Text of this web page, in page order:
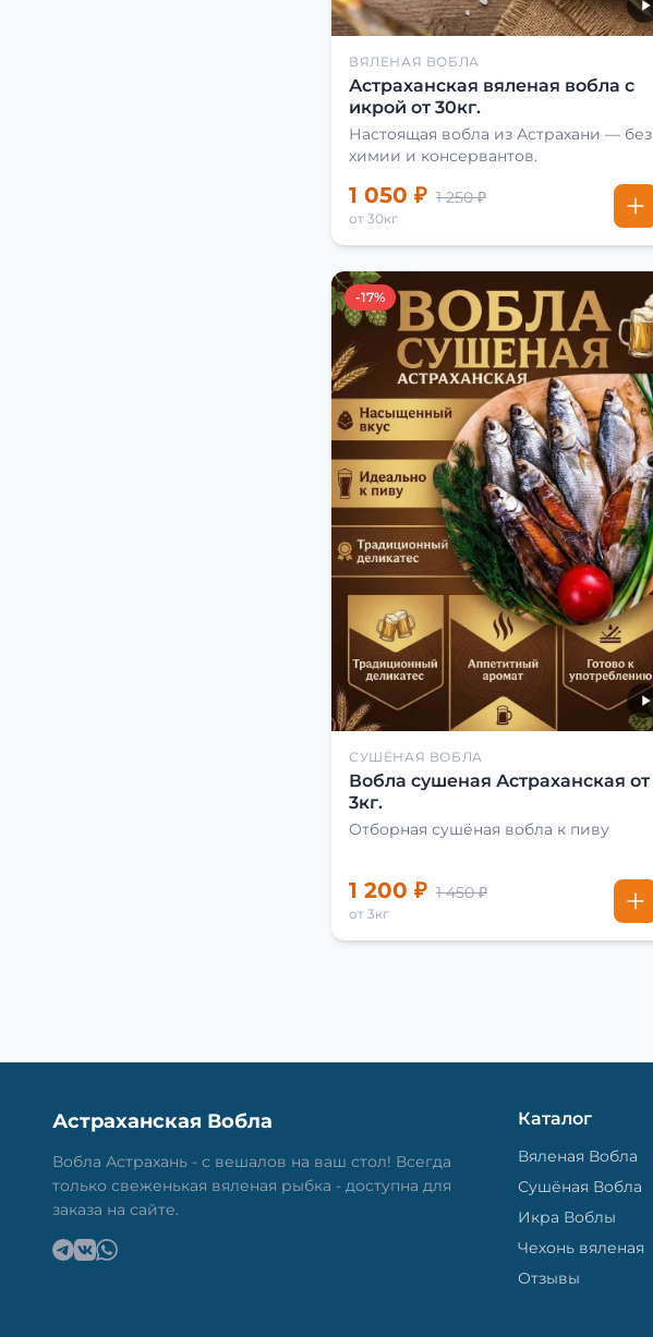
ВЯЛЕНАЯ ВОБЛА
Астраханская вяленая вобла с
икрой от 30кг.
Настоящая вобла из Астрахани — без
химии и консервантов.
1 050 ₽ 1 250 ₽
от 30кг
-17%
СУШЁНАЯ ВОБЛА
Вобла сушеная Астраханская от
3кг.
Отборная сушёная вобла к пиву
1 200 ₽ 1 450 ₽
от 3кг
Астраханская Вобла
Вобла Астрахань - с вешалов на ваш стол! Всегда
только свеженькая вяленая рыбка - доступна для
заказа на сайте.
Каталог
Вяленая Вобла
Сушёная Вобла
Икра Воблы
Чехонь вяленая
Отзывы